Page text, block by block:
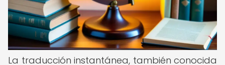
La traducción instantánea, también conocida